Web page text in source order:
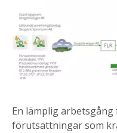
En lämplig
förutsättningar som